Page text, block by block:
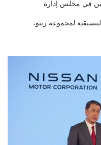
في مجلس إدارة
لمجموعة رينو،